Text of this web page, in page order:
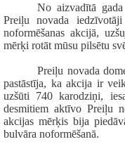
No aizvadītā
Preiļu novada
noformēšanas akcijā,
mērķi rotāt mūsu pilsētu
Preiļu novada
pastāstīja, ka akcija ir
uzšūti 740 karodziņi,
desmitiem aktīvo Preiļu
akcijas mērķis bija
bulvāra noformēšanā.